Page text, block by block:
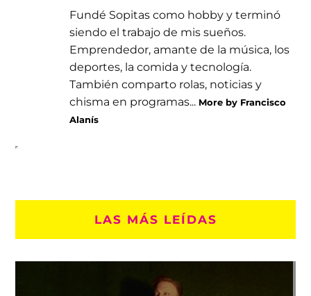
Fundé Sopitas como hobby y terminó
siendo el trabajo de mis sueños.
Emprendedor, amante de la música, los
deportes, la comida y tecnología.
También comparto rolas, noticias y
chisma en programas... More by Francisco
Alanís
LAS MÁS LEÍDAS